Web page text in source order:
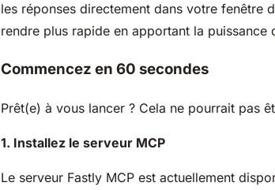
les réponses directement dans votre fenêtre
rendre plus rapide en apportant la
Commencez en 60 secondes
Prêt(e) à vous lancer ? Cela ne pourrait pas
1. Installez le serveur MCP
Le serveur Fastly MCP est actuellement